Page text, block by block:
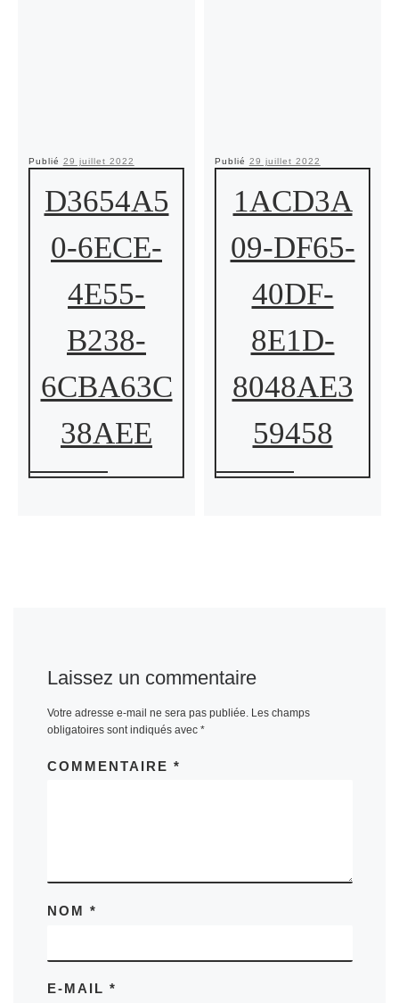
Publié 29 juillet 2022
D3654A5
0-6ECE-
4E55-
B238-
6CBA63C
38AEE
Publié 29 juillet 2022
1ACD3A
09-DF65-
40DF-
8E1D-
8048AE3
59458
Laissez un commentaire
Votre adresse e-mail ne sera pas publiée. Les champs
obligatoires sont indiqués avec *
COMMENTAIRE *
NOM *
E-MAIL *